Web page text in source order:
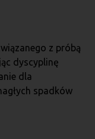
z próbą
dyscyplinę
dla
spadków